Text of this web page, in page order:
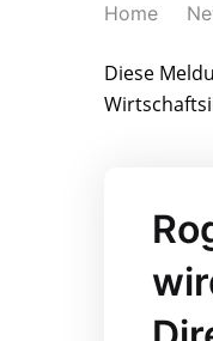
Home
Diese